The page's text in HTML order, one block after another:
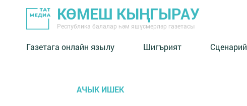
КӨМЕШ КЫҢГЫРАУ
Республика балалар һәм яшүсмерләр газетасы
Газетага онлайн язылу Шигърият
АЧЫК ИШЕК